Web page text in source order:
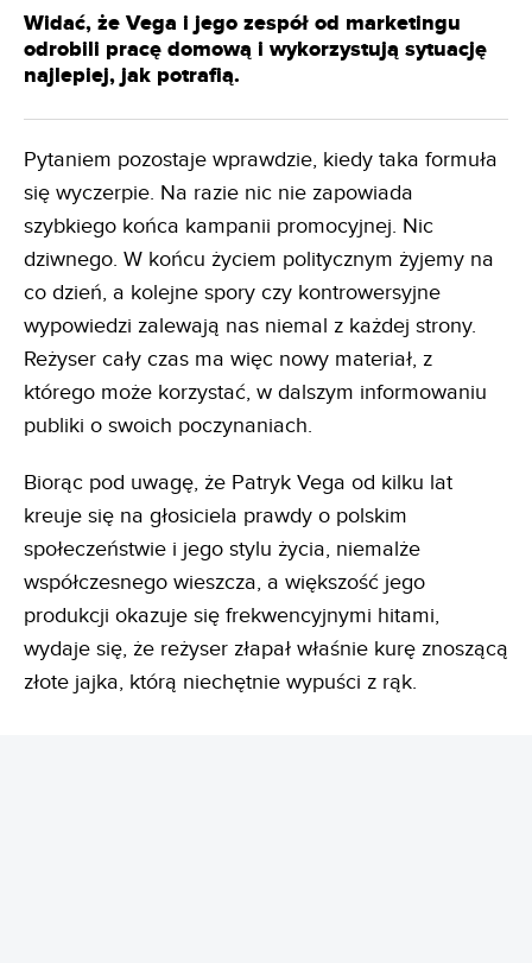
Widać, że Vega i jego zespół od marketingu
odrobili pracę domową i wykorzystują sytuację
najlepiej, jak potrafią.
Pytaniem pozostaje wprawdzie, kiedy taka formuła
się wyczerpie. Na razie nic nie zapowiada
szybkiego końca kampanii promocyjnej. Nic
dziwnego. W końcu życiem politycznym żyjemy na
co dzień, a kolejne spory czy kontrowersyjne
wypowiedzi zalewają nas niemal z każdej strony.
Reżyser cały czas ma więc nowy materiał, z
którego może korzystać, w dalszym informowaniu
publiki o swoich poczynaniach.
Biorąc pod uwagę, że Patryk Vega od kilku lat
kreuje się na głosiciela prawdy o polskim
społeczeństwie i jego stylu życia, niemalże
współczesnego wieszcza, a większość jego
produkcji okazuje się frekwencyjnymi hitami,
wydaje się, że reżyser złapał właśnie kurę znoszącą
złote jajka, którą niechętnie wypuści z rąk.